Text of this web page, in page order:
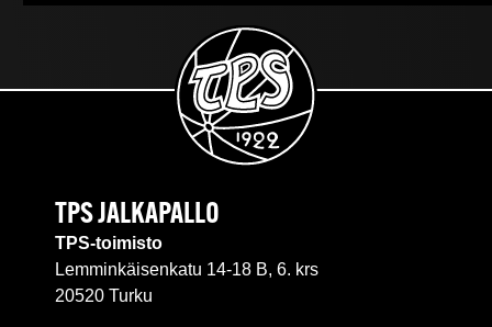
TPS JALKAPALLO
TPS-toimisto
Lemminkäisenkatu 14-18 B, 6. krs
20520 Turku